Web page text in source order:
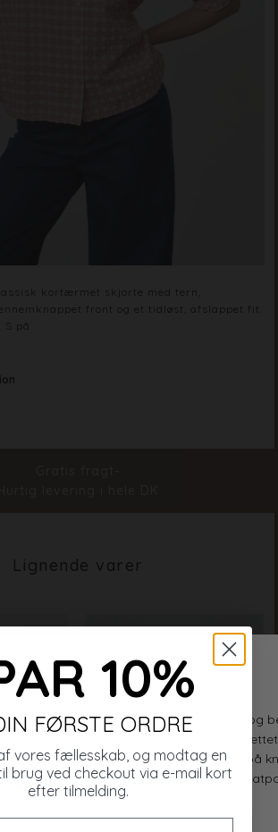
kortærmet skjorte med tern,
front og et tidløst, afslappet fit.
S på
Lignende varer
10%
FØRSTE ORDRE
vores fællesskab, og modtag en
brug ved checkout via e-mail kort
efter tilmelding.